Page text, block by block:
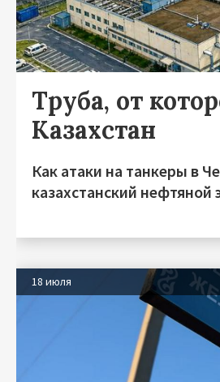
Труба, от
Казахстан
Как атаки на танкеры в
казахстанский нефтяной
18 июля